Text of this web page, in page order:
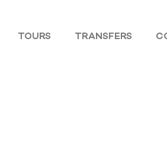
TOURS TRANSFERS